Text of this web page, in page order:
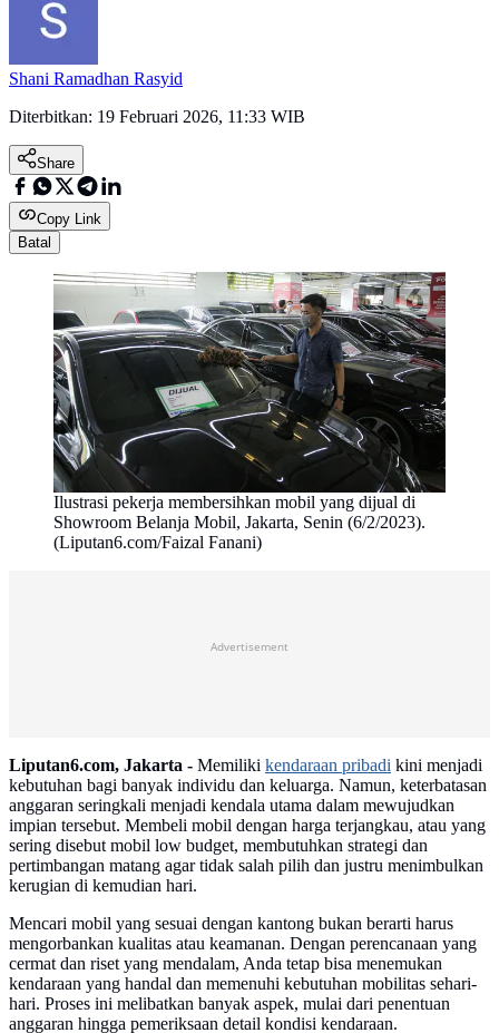
Shani Ramadhan Rasyid
Diterbitkan: 19 Februari 2026, 11:33 WIB
Share
Copy Link
Batal
Ilustrasi pekerja membersihkan mobil yang dijual di
Showroom Belanja Mobil, Jakarta, Senin (6/2/2023).
(Liputan6.com/Faizal Fanani)
Advertisement
Liputan6.com, Jakarta - Memiliki kendaraan pribadi kini menjadi
kebutuhan bagi banyak individu dan keluarga. Namun, keterbatasan
anggaran seringkali menjadi kendala utama dalam mewujudkan
impian tersebut. Membeli mobil dengan harga terjangkau, atau yang
sering disebut mobil low budget, membutuhkan strategi dan
pertimbangan matang agar tidak salah pilih dan justru menimbulkan
kerugian di kemudian hari.
Mencari mobil yang sesuai dengan kantong bukan berarti harus
mengorbankan kualitas atau keamanan. Dengan perencanaan yang
cermat dan riset yang mendalam, Anda tetap bisa menemukan
kendaraan yang handal dan memenuhi kebutuhan mobilitas sehari-
hari. Proses ini melibatkan banyak aspek, mulai dari penentuan
anggaran hingga pemeriksaan detail kondisi kendaraan.